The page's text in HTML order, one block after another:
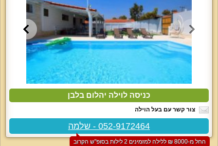
כניסה לוילה יהלום בלבן
צור קשר עם בעל הוילה
052-9172464 - שלמה
החל מ-‏8000 ₪ ללילה למזמינים 2 לילות בסופ"ש הקרוב